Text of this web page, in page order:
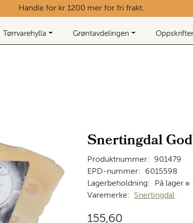
Handle for kr 1200 mer for fri frakt.
Tørrvarehylla Grøntavdelingen Oppskrifter
Snertingdal
Produktnummer:
901479
EPD-nummer:
6015598
Lagerbeholdning:
På lager
Varemerke: Snertingdal
155,60